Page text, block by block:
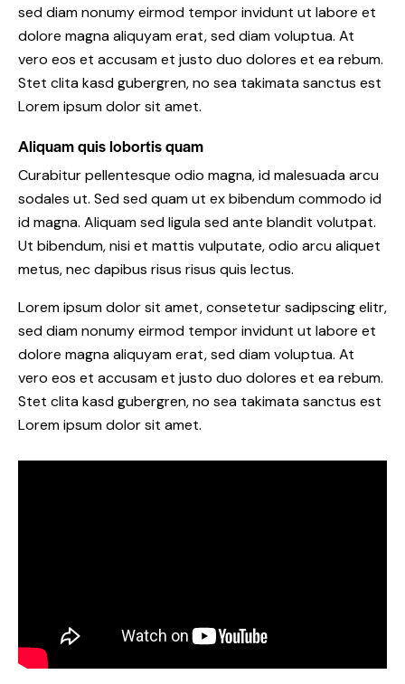
sed diam nonumy eirmod tempor invidunt ut labore et
dolore magna aliquyam erat, sed diam voluptua. At
vero eos et accusam et justo duo dolores et ea rebum.
Stet clita kasd gubergren, no sea takimata sanctus est
Lorem ipsum dolor sit amet.
Aliquam quis lobortis quam
Curabitur pellentesque odio magna, id malesuada arcu
sodales ut. Sed sed quam ut ex bibendum commodo id
id magna. Aliquam sed ligula sed ante blandit volutpat.
Ut bibendum, nisi et mattis vulputate, odio arcu aliquet
metus, nec dapibus risus risus quis lectus.
Lorem ipsum dolor sit amet, consetetur sadipscing elitr,
sed diam nonumy eirmod tempor invidunt ut labore et
dolore magna aliquyam erat, sed diam voluptua. At
vero eos et accusam et justo duo dolores et ea rebum.
Stet clita kasd gubergren, no sea takimata sanctus est
Lorem ipsum dolor sit amet.